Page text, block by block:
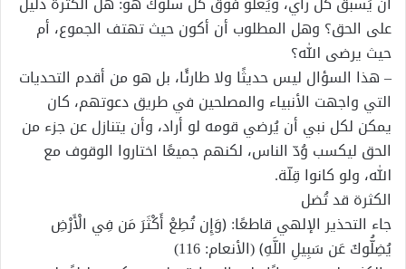
على الحق؟ وهل المطلوب أن أكون حيث تهتف الجموع، أم
حيث يرضى الله؟
– هذا السؤال ليس حديثًا ولا طارئًا، بل هو من أقدم التحديات
التي واجهت الأنبياء والمصلحين في طريق دعوتهم، كان
يمكن لكل نبي أن يُرضي قومه لو أراد، وأن يتنازل عن جزء من
الحق ليكسب وُدّ الناس، لكنهم جميعًا اختاروا الوقوف مع
الله، ولو كانوا قِلّة.
الكثرة قد تُضل
جاء التحذير الإلهي قاطعًا: ﴿وَإِن تُطِعْ أَكْثَرَ مَن فِي الْأَرْضِ
يُضِلُّوكَ عَن سَبِيلِ اللَّهِ﴾ (الأنعام: 116)